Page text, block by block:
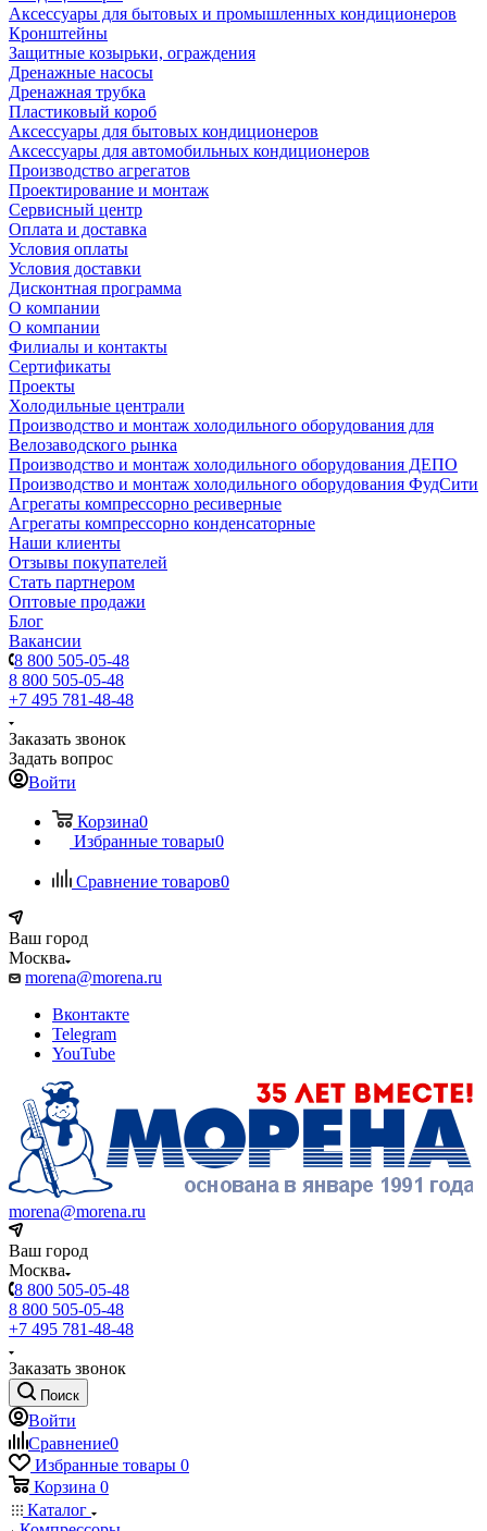
Аксессуары для бытовых и промышленных кондиционеров
Кронштейны
Защитные козырьки, ограждения
Дренажные насосы
Дренажная трубка
Пластиковый короб
Аксессуары для бытовых кондиционеров
Аксессуары для автомобильных кондиционеров
Производство агрегатов
Проектирование и монтаж
Сервисный центр
Оплата и доставка
Условия оплаты
Условия доставки
Дисконтная программа
О компании
О компании
Филиалы и контакты
Сертификаты
Проекты
Холодильные централи
Производство и монтаж холодильного оборудования для
Велозаводского рынка
Производство и монтаж холодильного оборудования ДЕПО
Производство и монтаж холодильного оборудования ФудСити
Агрегаты компрессорно ресиверные
Агрегаты компрессорно конденсаторные
Наши клиенты
Отзывы покупателей
Стать партнером
Оптовые продажи
Блог
Вакансии
8 800 505-05-48
8 800 505-05-48
+7 495 781-48-48
Заказать звонок
Задать вопрос
Войти
Корзина0
Избранные товары0
Сравнение товаров0
Ваш город
Москва
morena@morena.ru
Вконтакте
Telegram
YouTube
morena@morena.ru
Ваш город
Москва
8 800 505-05-48
8 800 505-05-48
+7 495 781-48-48
Заказать звонок
Поиск
Войти
Сравнение0
Избранные товары 0
Корзина 0
Каталог